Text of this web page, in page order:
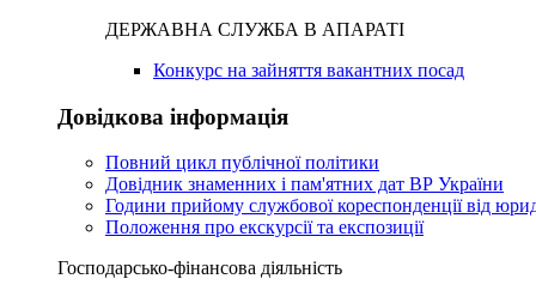
ДЕРЖАВНА СЛУЖБА В АПАРАТІ
Конкурс на зайняття вакантних посад
Довідкова інформація
Повний цикл публічної політики
Довідник знаменних і пам'ятних дат ВР України
Години прийому службової кореспонденції від
Положення про екскурсії та експозиції
Господарсько-фінансова діяльність